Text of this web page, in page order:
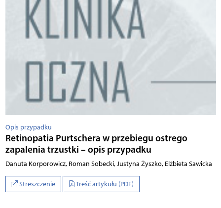
Opis przypadku
Retinopatia Purtschera w przebiegu ostrego
zapalenia trzustki – opis przypadku
Danuta Korporowicz, Roman Sobecki, Justyna Żyszko, Elżbieta Sawicka
Streszczenie Treść artykułu (PDF)